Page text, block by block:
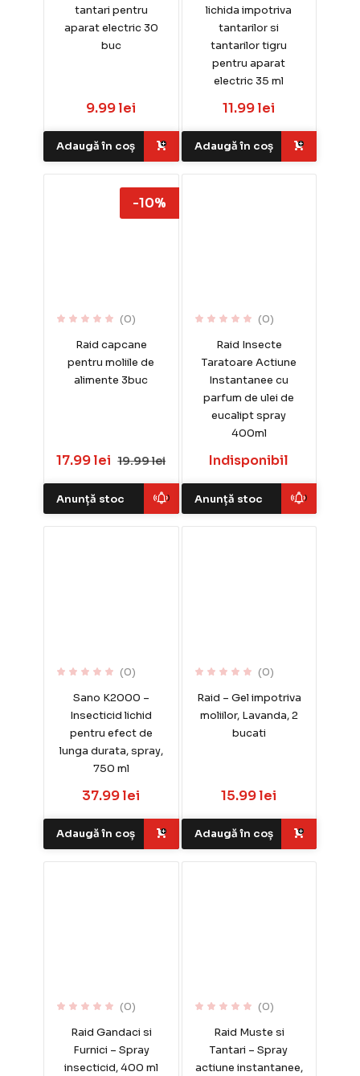
tantari pentru
aparat electric 30
buc
9.99 lei
Adaugă în coș
lichida impotriva
tantarilor si
tantarilor tigru
pentru aparat
electric 35 ml
11.99 lei
Adaugă în coș
(0)
Raid capcane
pentru moliile de
alimente 3buc
17.99 lei 19.99 lei
-10%
Anunță stoc
(0)
Raid Insecte
Taratoare Actiune
Instantanee cu
parfum de ulei de
eucalipt spray
400ml
Indisponibil
Anunță stoc
(0)
Sano K2000 –
Insecticid lichid
pentru efect de
lunga durata, spray,
750 ml
37.99 lei
Adaugă în coș
(0)
Raid – Gel impotriva
moliilor, Lavanda, 2
bucati
15.99 lei
Adaugă în coș
(0)
Raid Gandaci si
Furnici – Spray
insecticid, 400 ml
(0)
Raid Muste si
Tantari – Spray
actiune instantanee,